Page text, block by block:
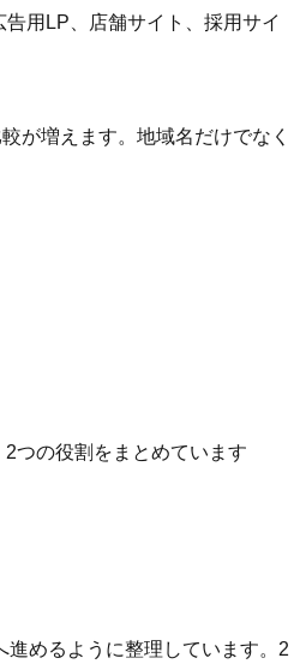
用LP、店舗サイト、採用サイ
が増えます。地域名だけでなく
つの役割をまとめています
めるように整理しています。2